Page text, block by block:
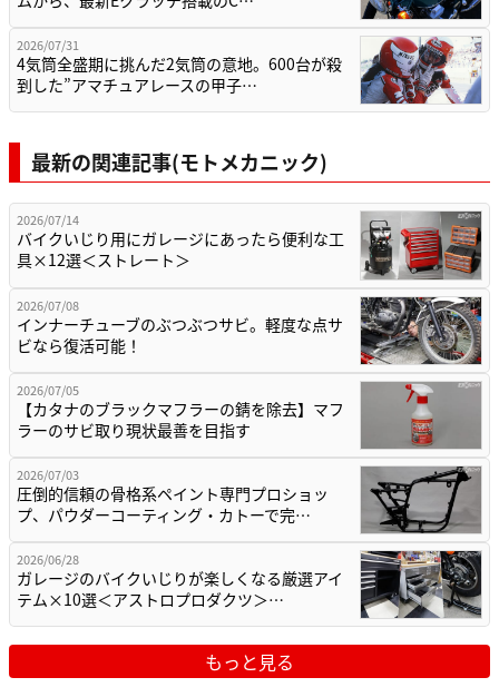
2026/07/31
4気筒全盛期に挑んだ2気筒の意地。600台が殺
到した”アマチュアレースの甲子…
最新の関連記事(モトメカニック)
2026/07/14
バイクいじり用にガレージにあったら便利な工
具×12選＜ストレート＞
2026/07/08
インナーチューブのぶつぶつサビ。軽度な点サ
ビなら復活可能！
2026/07/05
【カタナのブラックマフラーの錆を除去】マフ
ラーのサビ取り現状最善を目指す
2026/07/03
圧倒的信頼の骨格系ペイント専門プロショッ
プ、パウダーコーティング・カトーで完…
2026/06/28
ガレージのバイクいじりが楽しくなる厳選アイ
テム×10選＜アストロプロダクツ＞…
もっと見る